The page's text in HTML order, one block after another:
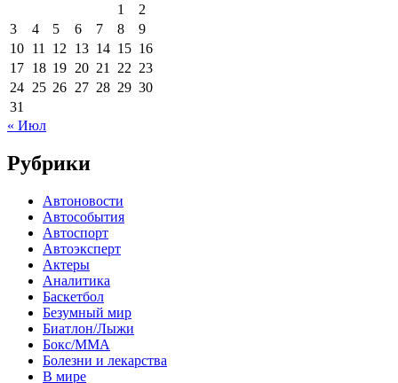
1
2
3
4 5 6 7 8
9
10 11 12 13 14 15 16
17 18 19 20 21 22 23
24 25 26 27 28 29 30
31
« Июл
Рубрики
Автоновости
Автособытия
Автоспорт
Автоэксперт
Актеры
Аналитика
Баскетбол
Безумный мир
Биатлон/Лыжи
Бокс/MMA
Болезни и лекарства
В мире